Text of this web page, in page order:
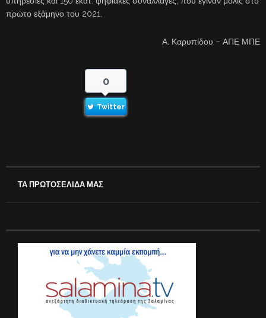
πρώτο εξάμηνο του 2021.
Α. Καρυπίδου – ΑΠΕ ΜΠΕ
0
Twitter
ΤΑ ΠΡΩΤΟΣΕΛΙΔΑ ΜΑΣ